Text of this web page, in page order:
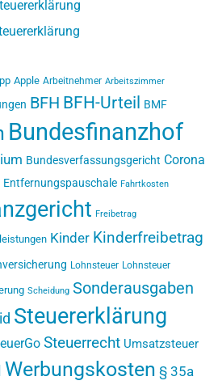
Apple Arbeitnehmer Arbeitszimmer
BFH BFH-Urteil BMF
Bundesfinanzhof
Bundesverfassungsgericht Corona
Entfernungspauschale Fahrtkosten
Freibetrag
Kinder Kinderfreibetrag
Lohnsteuer Lohnsteuer
Scheidung Sonderausgaben
Steuererklärung
Steuerrecht Umsatzsteuer
Werbungskosten § 35a